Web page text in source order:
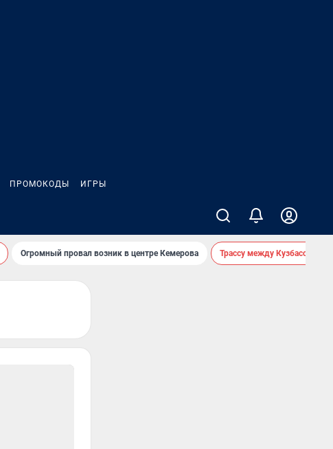
ПРОМОКОДЫ ИГРЫ
Огромный провал возник в центре Кемерова Трассу между Кузбассом и